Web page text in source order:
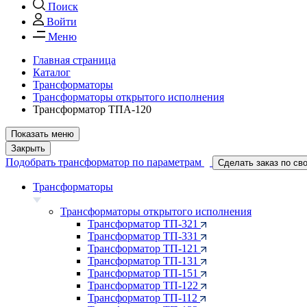
Поиск
Войти
Меню
Главная страница
Каталог
Трансформаторы
Трансформаторы открытого исполнения
Трансформатор ТПА-120
Показать меню
Закрыть
Подобрать трансформатор по параметрам Сделать заказ по
Трансформаторы
Трансформаторы открытого исполнения
Трансформатор ТП-321
Трансформатор ТП-331
Трансформатор ТП-121
Трансформатор ТП-131
Трансформатор ТП-151
Трансформатор ТП-122
Трансформатор ТП-112